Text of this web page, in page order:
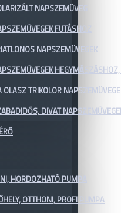
NAPSZEMÜVEG
FUTÁSHOZ
NAPSZEMÜVEGEK
OLASZ TRIKOLOR
DIVAT
HORDOZHATÓ PUMPA
OTTHONI, PROFI PUMPA